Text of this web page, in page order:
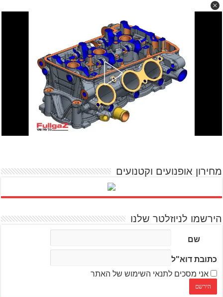
מחירון אופנועים וקטנועים
הירשמו לניוזלטר שלנו
שם
כתובת דוא"ל
אני מסכים לתנאי השימוש של האתר